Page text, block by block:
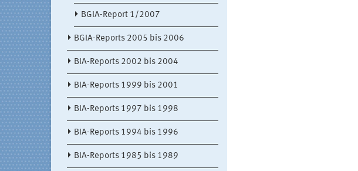
BGIA-Report 1/2007
BGIA-Reports 2005 bis 2006
BIA-Reports 2002 bis 2004
BIA-Reports 1999 bis 2001
BIA-Reports 1997 bis 1998
BIA-Reports 1994 bis 1996
BIA-Reports 1985 bis 1989